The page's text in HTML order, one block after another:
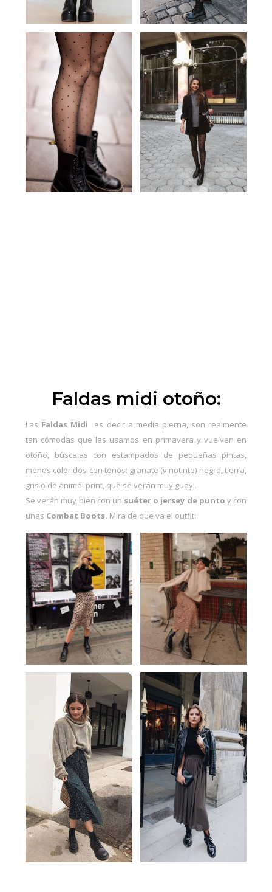
Faldas midi otoño:
Las Faldas Midi
es decir a media pierna, son realmente
tan cómodas que las usamos en primavera y vuelven en
otoño, búscalas con estampados de pequeñas pintas,
menos coloridos con tonos: granate (vinotinto) negro, tierra,
gris o de animal print, que se verán muy guay!.
Se verán muy bien con un suéter o jersey de punto y con
unas Combat Boots. Mira de que va el outfit: